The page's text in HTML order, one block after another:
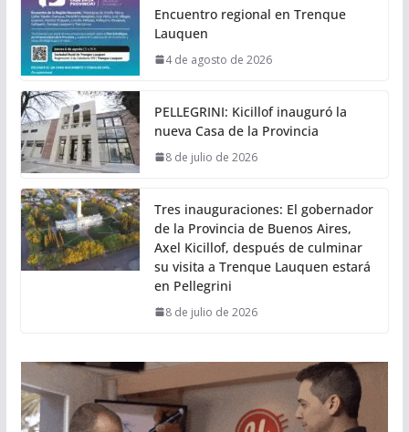
Encuentro regional en Trenque
Lauquen
4 de agosto de 2026
PELLEGRINI: Kicillof inauguró la
nueva Casa de la Provincia
8 de julio de 2026
Tres inauguraciones: El gobernador
de la Provincia de Buenos Aires,
Axel Kicillof, después de culminar
su visita a Trenque Lauquen estará
en Pellegrini
8 de julio de 2026